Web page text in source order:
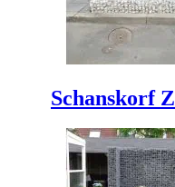
Schanskorf